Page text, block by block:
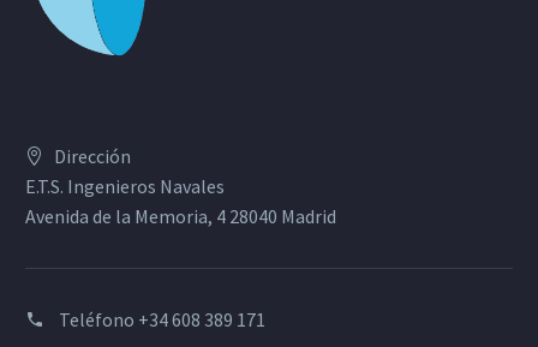
Dirección
E.T.S. Ingenieros Navales
Avenida de la Memoria, 4 28040 Madrid
Teléfono +34 608 389 171